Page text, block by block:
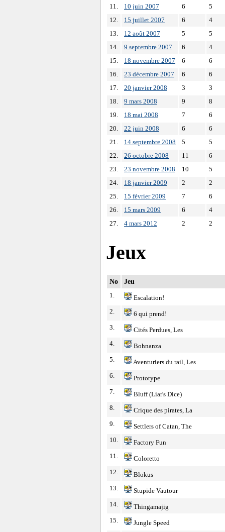
11.
10 juin 2007 6
5
12.
15 juillet 2007 6
4
13.
12 août 2007 5
5
14.
9 septembre 2007 6
4
15.
18 novembre 2007 6
6
16.
23 décembre 2007 6
6
17.
20 janvier 2008 3
3
18.
9 mars 2008 9
8
19.
18 mai 2008 7
6
20.
22 juin 2008 6
6
21.
14 septembre 2008 5
5
22.
26 octobre 2008 11
6
23.
23 novembre 2008 10
5
24.
18 janvier 2009 2
2
25.
15 février 2009 7
6
26.
15 mars 2009 6
4
27.
4 mars 2012 2 2
Jeux
No Jeu
1.
Escalation!
2.
6 qui prend!
3.
Cités Perdues, Les
4.
Bohnanza
5.
Aventuriers du rail, Les
6.
Prototype
7.
Bluff (Liar's Dice)
8.
Crique des pirates, La
9.
Settlers of Catan, The
10.
Factory Fun
11.
Coloretto
12.
Blokus
13.
Stupide Vautour
14.
Thingamajig
15.
Jungle Speed